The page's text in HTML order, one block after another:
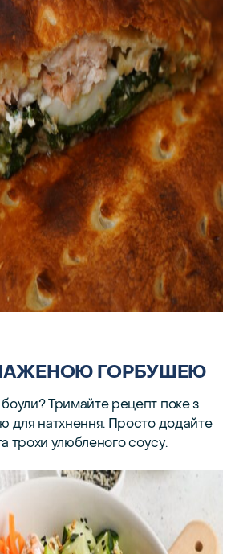
ГОРБУШЕЮ
Тримайте рецепт поке з
для натхнення. Просто додайте
трохи улюбленого соусу.